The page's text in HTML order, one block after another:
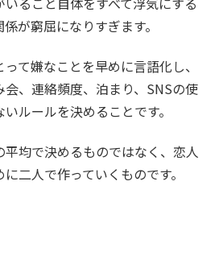
が窮屈になりすぎます。
て嫌なことを早めに言語化し、
、連絡頻度、泊まり、SNSの使
ルールを決めることです。
均で決めるものではなく、恋人
二人で作っていくものです。